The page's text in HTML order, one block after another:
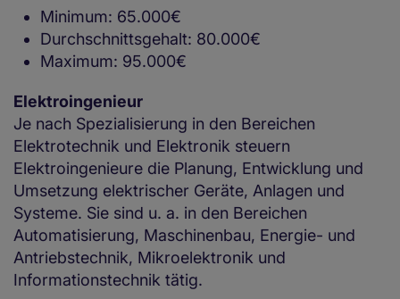
Minimum: 65.000€
Durchschnittsgehalt: 80.000€
Maximum: 95.000€
Elektroingenieur
Je nach Spezialisierung in den Bereichen
Elektrotechnik und Elektronik steuern
Elektroingenieure die Planung, Entwicklung und
Umsetzung elektrischer Geräte, Anlagen und
Systeme. Sie sind u. a. in den Bereichen
Automatisierung, Maschinenbau, Energie- und
Antriebstechnik, Mikroelektronik und
Informationstechnik tätig.